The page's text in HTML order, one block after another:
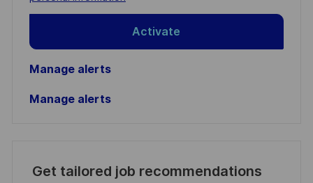
Activate
Manage alerts
Manage alerts
Get tailored job recommendations